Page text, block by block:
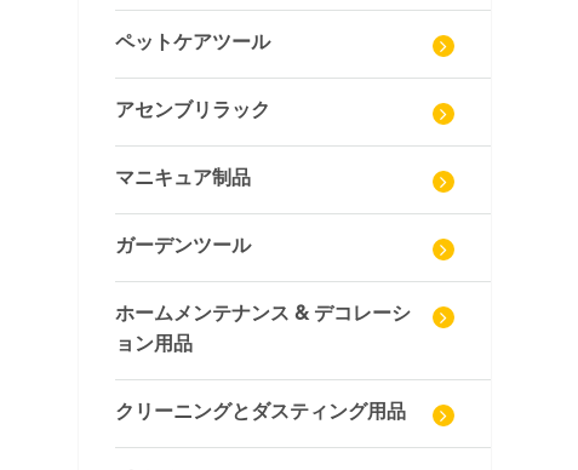
ペットケアツール
アセンブリラック
マニキュア制品
ガーデンツール
ホームメンテナンス & デコレーシ
ョン用品
クリーニングとダスティング用品